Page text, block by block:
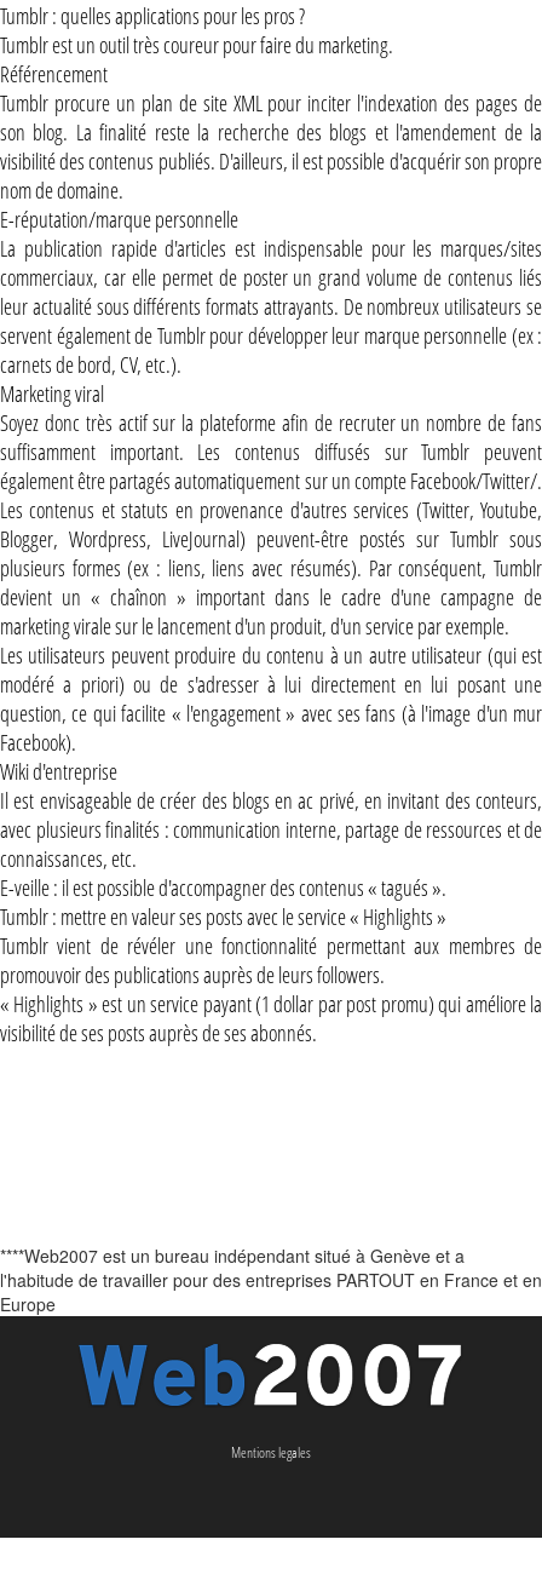
Tumblr : quelles applications pour les pros ?
Tumblr est un outil très coureur pour faire du marketing.
Référencement
Tumblr procure un plan de site XML pour inciter l'indexation des pages de
son blog. La finalité reste la recherche des blogs et l'amendement de la
visibilité des contenus publiés. D'ailleurs, il est possible d'acquérir son propre
nom de domaine.
E-réputation/marque personnelle
La publication rapide d'articles est indispensable pour les marques/sites
commerciaux, car elle permet de poster un grand volume de contenus liés
leur actualité sous différents formats attrayants. De nombreux utilisateurs se
servent également de Tumblr pour développer leur marque personnelle (ex :
carnets de bord, CV, etc.).
Marketing viral
Soyez donc très actif sur la plateforme afin de recruter un nombre de fans
suffisamment important. Les contenus diffusés sur Tumblr peuvent
également être partagés automatiquement sur un compte Facebook/Twitter/.
Les contenus et statuts en provenance d'autres services (Twitter, Youtube,
Blogger, Wordpress, LiveJournal) peuvent-être postés sur Tumblr sous
plusieurs formes (ex : liens, liens avec résumés). Par conséquent, Tumblr
devient un « chaînon » important dans le cadre d'une campagne de
marketing virale sur le lancement d'un produit, d'un service par exemple.
Les utilisateurs peuvent produire du contenu à un autre utilisateur (qui est
modéré a priori) ou de s'adresser à lui directement en lui posant une
question, ce qui facilite « l'engagement » avec ses fans (à l'image d'un mur
Facebook).
Wiki d'entreprise
Il est envisageable de créer des blogs en ac privé, en invitant des conteurs,
avec plusieurs finalités : communication interne, partage de ressources et de
connaissances, etc.
E-veille : il est possible d'accompagner des contenus « tagués ».
Tumblr : mettre en valeur ses posts avec le service « Highlights »
Tumblr vient de révéler une fonctionnalité permettant aux membres de
promouvoir des publications auprès de leurs followers.
« Highlights » est un service payant (1 dollar par post promu) qui améliore la
visibilité de ses posts auprès de ses abonnés.
****Web2007 est un bureau indépendant situé à Genève et a
l'habitude de travailler pour des entreprises PARTOUT en France et en
Europe
Mentions legales